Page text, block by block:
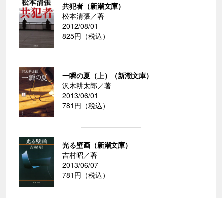
共犯者（新潮文庫）
松本清張／著
2012/08/01
825円（税込）
一瞬の夏（上）（新潮文庫）
沢木耕太郎／著
2013/06/01
781円（税込）
光る壁画（新潮文庫）
吉村昭／著
2013/06/07
781円（税込）